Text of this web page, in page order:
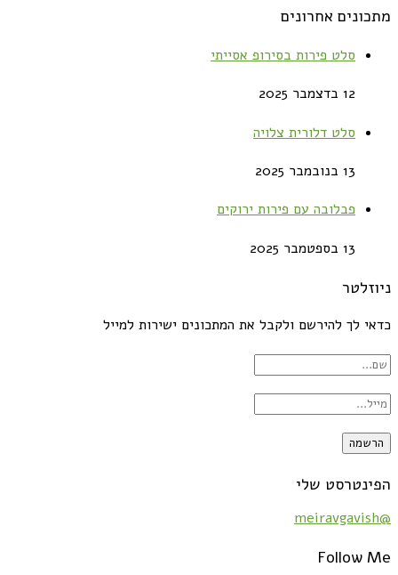
מתכונים אחרונים
סלט פירות בסירופ אסייתי
12 בדצמבר 2025
סלט דלורית צלויה
13 בנובמבר 2025
פבלובה עם פירות ירוקים
13 בספטמבר 2025
ניוזלטר
כדאי לך להירשם ולקבל את המתכונים ישירות למייל
הפינטרסט שלי
@meiravgavish
Follow Me